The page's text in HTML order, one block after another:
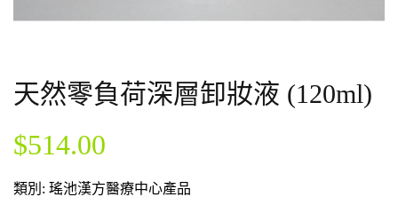
天然零負荷深層卸妝液 (120ml)
$514.00
類別: 瑤池漢方醫療中心產品